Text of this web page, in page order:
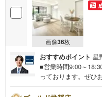
画像36枚
おすすめポイント 星
■営業時間9:00～
っております。ぜひ